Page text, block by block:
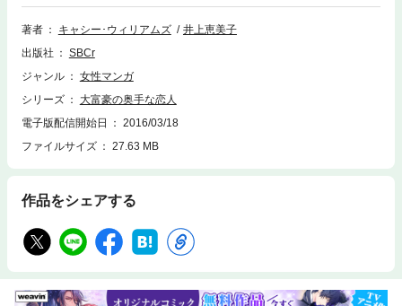
仲だと嘘をついてしまう。困った彼女がピエールのもとを訪れ、ことのあ
らましを話すと彼はこう言い放った。母のためとはいえ、詐欺まがいの嘘
著者 キャシー･ウィリアムズ
井上恵美子
出版社
SBCr
ジャンル
女性マンガ
シリーズ
大富豪の奥手な恋人
電子版配信開始日
2016/03/18
ファイルサイズ
27.63 MB
作品をシェアする